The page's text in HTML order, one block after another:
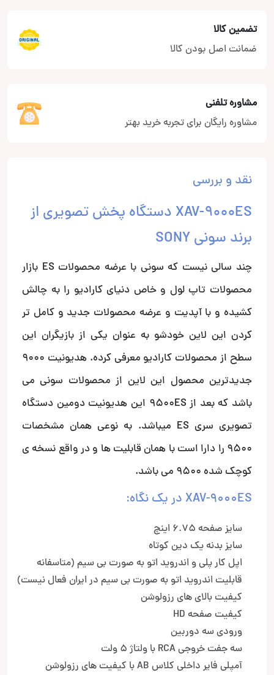
تضمین کالا
ضمانت اصل بودن کالا
مشاوره تلفنی
مشاوره رایگان برای تجربه خرید بهتر
نقد و بررسی
XAV-9000ES دستگاه پخش تصویری از
برند سونی SONY
چند سالی نیست که سونی با عرضه محصولات ES بازار
محصولات تاپ لول و خاص دنیای کارادیو را به چالش
کشیده و با آپدیت و عرضه محصولات جدید و کامل تر
کردن این لاین خودشو به عنوان یکی از بازیگران این
سطح از محصولات کارادیو معرفی کرده. هدیونیت 9000
جدیدترین محصول این لاین از محصولات سونی می
باشد که بعد از 9500ES این هدیونیت دومین دستگاه
تصویری سری ES میباشد. به نوعی همان مشخصات
9500 را دارا است با همان قابلیت ها و در واقع نسخه ی
کوچک شده 9500 می باشد.
XAV-9000ES در یک نگاه:
سایز صفحه 6.75 اینچ
سایز بدنه یک دین کوتاه
اپل کار پلی و اندروید اتو به صورت بی سیم (متاسفانه
قابلیت اندروید اتو به صورت بی سیم در ایران فعال نیست)
کیفیت بالای های رزولوشن
کیفیت صفحه HD
ورودی سه دوربین
سه جفت خروجی RCA با ولتاژ 5 ولت
آمپلی فایر داخلی کلاس AB با کیفیت های رزولوشن